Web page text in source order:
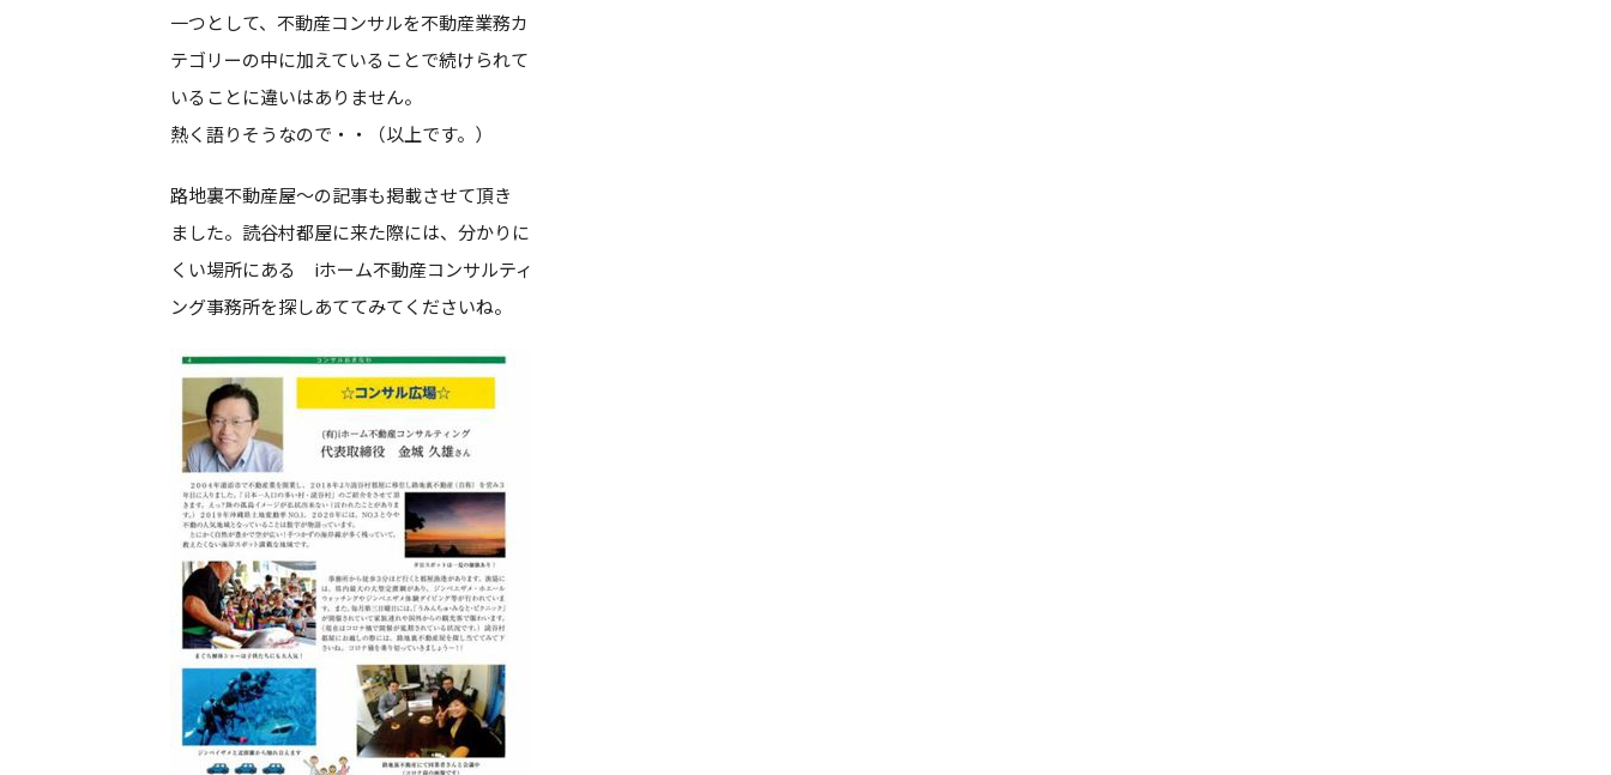
一つとして、不動産コンサルを不動産業務カ
テゴリーの中に加えていることで続けられて
いることに違いはありません。
熱く語りそうなので・・（以上です。）
路地裏不動産屋～の記事も掲載させて頂き
ました。読谷村都屋に来た際には、分かりに
くい場所にある iホーム不動産コンサルティ
ング事務所を探しあててみてくださいね。